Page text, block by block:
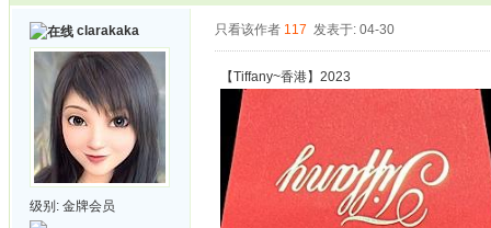
clarakaka
级别: 金牌会员
只看该作者 117 发表于: 04-30
【Tiffany~香港】2023